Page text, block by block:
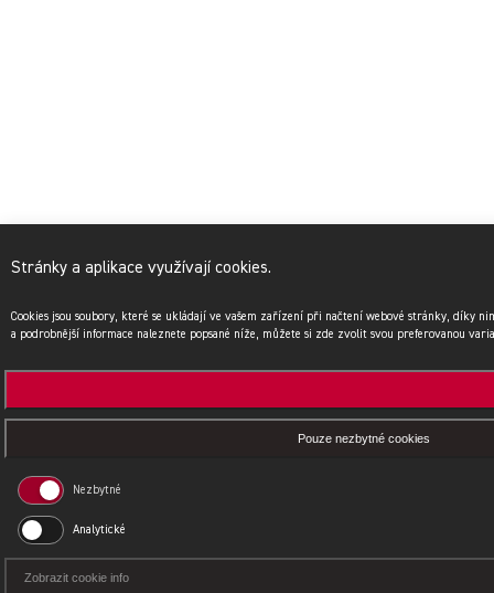
Stránky a aplikace využívají cookies.
Cookies jsou soubory, které se ukládají ve vašem zařízení při načtení webové stránky, díky
a podrobnější informace naleznete popsané níže, můžete si zde zvolit svou preferovanou
Pouze nezbytné cookies
Nezbytné
Analytické
Zobrazit cookie info